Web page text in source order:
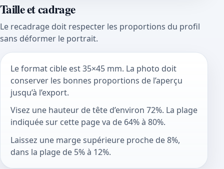
Taille et cadrage
Le recadrage doit respecter les proportions du profil
sans déformer le portrait.
Le format cible est 35×45 mm. La photo doit
conserver les bonnes proportions de l’aperçu
jusqu’à l’export.
Visez une hauteur de tête d’environ 72%. La plage
indiquée sur cette page va de 64% à 80%.
Laissez une marge supérieure proche de 8%,
dans la plage de 5% à 12%.